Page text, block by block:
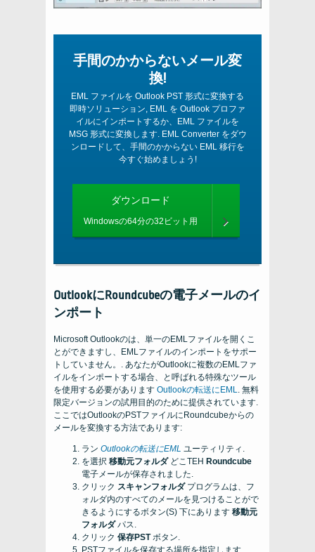
手間のかからないメール変
換!
EML ファイルを Outlook PST 形式に変換する
即時ソリューション, EML を Outlook プロファ
イルにインポートするか、EML ファイルを
MSG 形式に変換します. EML Converter をダウ
ンロードして、手間のかからない EML 移行を
今すぐ始めましょう!
ダウンロード
Windowsの64分の32ビット用
OutlookにRo​​undcubeの電子メールのイ
ンポート
Microsoft Outlookのは、単一のEMLファイルを開くこ
とができますし、EMLファイルのインポートをサポー
トしていません。. あなたがOutlookに複数のEMLファ
イルをインポートする場合、と呼ばれる特殊なツール
を使用する必要があります Outlookの転送にEML
. 無料
限定バージョンの試用目的のために提供されています.
ここではOutlookのPSTファイルにRoundcubeからの
メールを変換する方法であります:
ラン Outlookの転送にEML
ユーティリティ.
を選択 移動元フォルダどこTEH Roundcube
電子メールが保存されました.
クリック スキャンフォルダプログラムは、フ
ォルダ内のすべてのメールを見つけることがで
きるようにするボタン(S) 下にあります 移動元
フォルダパス.
クリック 保存PSTボタン.
PSTファイルを保存する場所を指定します.